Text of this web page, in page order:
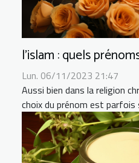
l’islam : quels
Lun. 06/11/2023 21:47
Aussi bien dans la religion
choix du prénom est parfois